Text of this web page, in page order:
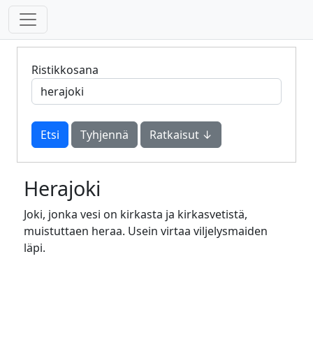
Ristikkosana
Tyhjennä Ratkaisut ↓
Herajoki
Joki, jonka vesi on kirkasta ja kirkasvetistä,
muistuttaen heraa. Usein virtaa viljelysmaiden
läpi.